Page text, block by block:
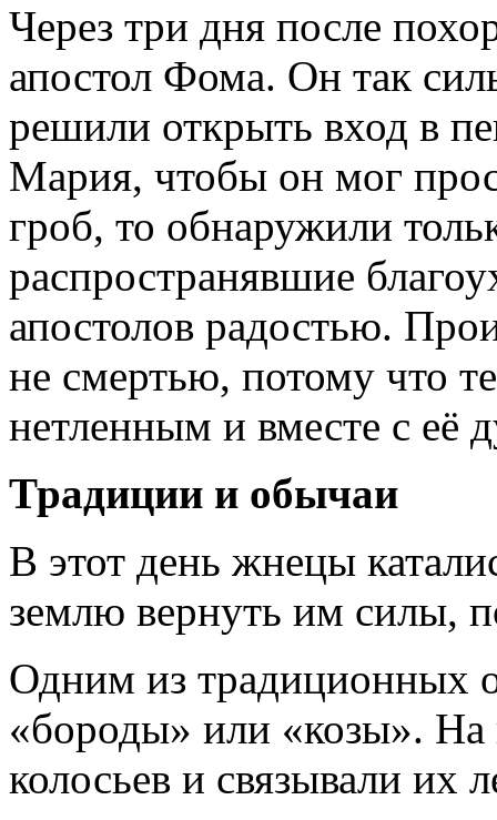
Через три дня после
апостол Фома. Он так
решили открыть вход в
Мария, чтобы он мог
гроб, то обнаружили
распространявшие
апостолов радостью.
не смертью, потому что
нетленным и вместе с её
Традиции и обычаи
В этот день жнецы
землю вернуть им силы,
Одним из традиционных
«бороды» или «козы». На
колосьев и связывали их